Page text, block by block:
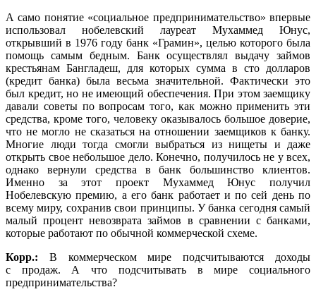
А само понятие «социальное предпринимательство» впервые
использовал нобелевский лауреат Мухаммед Юнус,
открывший в 1976 году банк «Грамин», целью которого была
помощь самым бедным. Банк осуществлял выдачу займов
крестьянам Бангладеш, для которых сумма в сто долларов
(кредит банка) была весьма значительной. Фактически это
был кредит, но не имеющий обеспечения. При этом заемщику
давали советы по вопросам того, как можно применить эти
средства, кроме того, человеку оказывалось большое доверие,
что не могло не сказаться на отношении заемщиков к банку.
Многие люди тогда смогли выбраться из нищеты и даже
открыть свое небольшое дело. Конечно, получилось не у всех,
однако вернули средства в банк большинство клиентов.
Именно за этот проект Мухаммед Юнус получил
Нобелевскую премию, а его банк работает и по сей день по
всему миру, сохранив свои принципы. У банка сегодня самый
малый процент невозврата займов в сравнении с банками,
которые работают по обычной коммерческой схеме.
Корр.: В коммерческом мире подсчитываются доходы
с продаж. А что подсчитывать в мире социального
предпринимательства?